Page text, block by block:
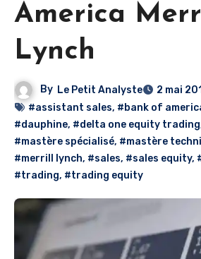
America
Lynch
By Le Petit Analyste
2 mai
#assistant sales, #bank of
#dauphine, #delta one equity trading
#mastère spécialisé, #mastère
#merrill lynch, #sales, #sales equity,
#trading, #trading equity